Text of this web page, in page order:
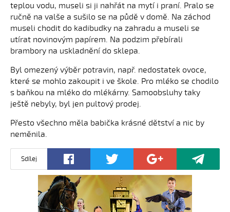
teplou vodu, museli si ji nahřát na mytí i praní. Pralo se
ručně na valše a sušilo se na půdě v domě. Na záchod
museli chodit do kadibudky na zahradu a museli se
utírat novinovým papírem. Na podzim přebírali
brambory na uskladnění do sklepa.
Byl omezený výběr potravin, např. nedostatek ovoce,
které se mohlo zakoupit i ve škole. Pro mléko se chodilo
s baňkou na mléko do mlékárny. Samoobsluhy taky
ještě nebyly, byl jen pultový prodej.
Přesto všechno měla babička krásné dětství a nic by
neměnila.
Sdílej